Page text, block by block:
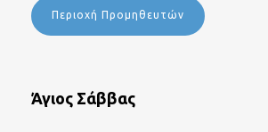
Περιοχή Προμηθευτών
Άγιος Σάββας